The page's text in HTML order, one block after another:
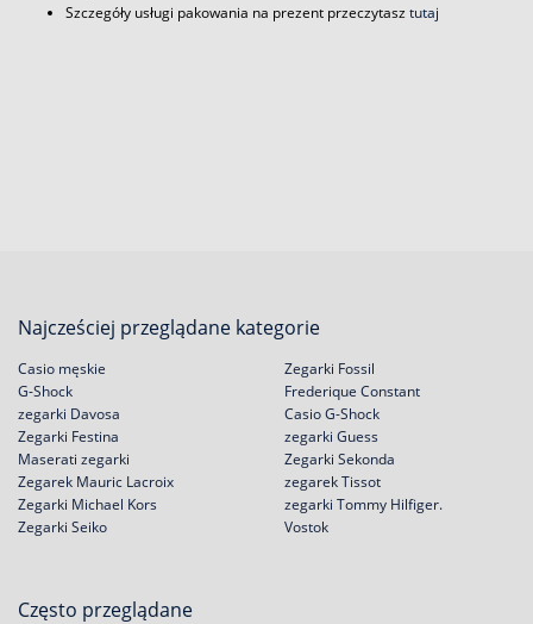
Szczegóły usługi pakowania na prezent przeczytasztutaj
Najcześciej przeglądane kategorie
Casio męskie
G-Shock
zegarki Davosa
Zegarki Festina
Zegarki Fossil
Frederique Constant
Casio G-Shock
zegarki Guess
Maserati zegarki
Zegarek Mauric Lacroix
Zegarki Michael Kors
Zegarki Seiko
Zegarki Sekonda
zegarek Tissot
zegarki Tommy Hilfiger.
Vostok
Często przeglądane